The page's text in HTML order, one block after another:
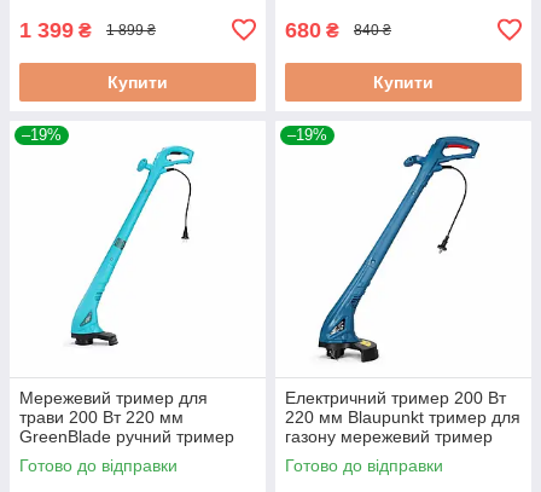
1 399 ₴ 1 899 ₴
Купити
680 ₴ 840 ₴
Купити
–19%
Мережевий тример для
трави 200 Вт 220 мм
GreenBlade ручний тример
електричний електротример
для трави
Готово до відправки
–19%
Електричний тример 200 Вт
220 мм Blaupunkt тример для
газону мережевий тример
мережевий садовий
Готово до відправки